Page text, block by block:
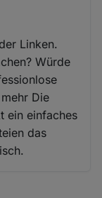
Linken.
Würde
Die
ein einfaches
das